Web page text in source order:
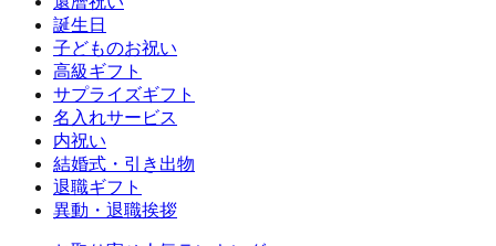
誕生日
子どものお祝い
高級ギフト
サプライズギフト
名入れサービス
内祝い
結婚式・引き出物
退職ギフト
異動・退職挨拶